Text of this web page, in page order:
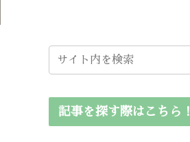
記事を探す際はこちら！